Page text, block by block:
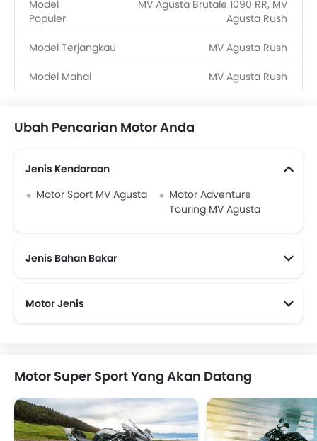
Model
Populer
MV Agusta Brutale 1090 RR, MV
Agusta Rush
Model Terjangkau MV Agusta Rush
Model Mahal MV Agusta Rush
Ubah Pencarian Motor Anda
Jenis Kendaraan
Motor Sport MV Agusta
Motor Adventure
Touring MV Agusta
Jenis Bahan Bakar
Motor Jenis
Motor Super Sport Yang Akan Datang